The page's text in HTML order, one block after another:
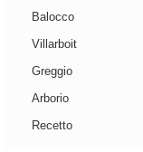
Balocco
Villarboit
Greggio
Arborio
Recetto